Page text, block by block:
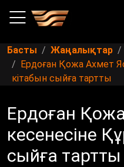
Басты Жаңалықтар
Ердоған Қожа Ахмет
кітабын сыйға тартты
Ердоған
кесенесіне
сыйға тартты